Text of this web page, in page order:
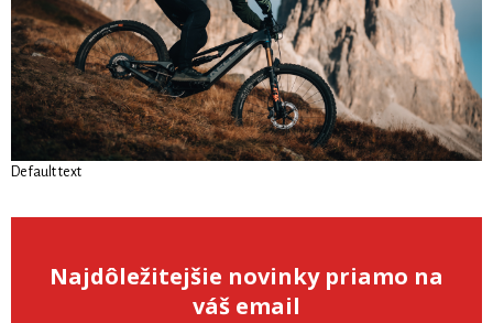
Default text
Najdôležitejšie novinky priamo na
váš email